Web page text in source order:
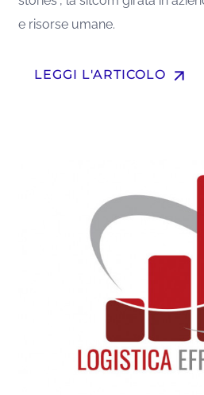
e risorse umane.
LEGGI L'ARTICOLO arrow_upward